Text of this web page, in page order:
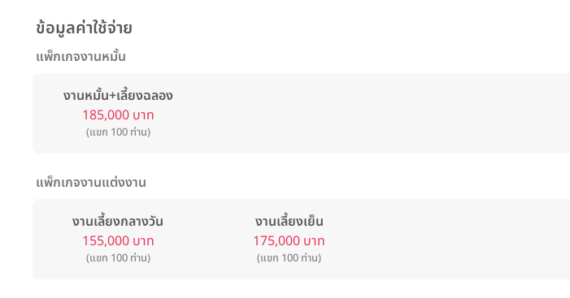
ข้อมูลค่าใช้จ่าย
แพ็กเกจงานหมั้น
งานหมั้น+เลี้ยงฉลอง
185,000 บาท
(แขก 100 ท่าน)
แพ็กเกจงานแต่งงาน
งานเลี้ยงกลางวัน
155,000 บาท
(แขก 100 ท่าน)
งานเลี้ยงเย็น
175,000 บาท
(แขก 100 ท่าน)